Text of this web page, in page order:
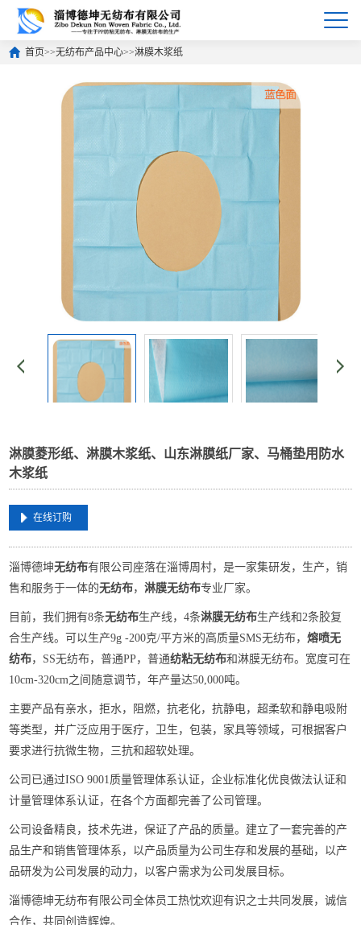
首页>>无纺布产品中心>>淋膜木浆纸
淋膜菱形纸、淋膜木浆纸、山东淋膜纸厂家、马桶垫用防水
木浆纸
在线订购
淄博德坤无纺布有限公司座落在淄博周村，是一家集研发，生产，销
售和服务于一体的无纺布，淋膜无纺布专业厂家。
目前，我们拥有8条无纺布生产线，4条淋膜无纺布生产线和2条胶复
合生产线。可以生产9g -200克/平方米的高质量SMS无纺布，熔喷无
纺布，SS无纺布，普通PP，普通纺粘无纺布和淋膜无纺布。宽度可在
10cm-320cm之间随意调节，年产量达50,000吨。
主要产品有亲水，拒水，阻燃，抗老化，抗静电，超柔软和静电吸附
等类型，并广泛应用于医疗，卫生，包装，家具等领域，可根据客户
要求进行抗微生物，三抗和超软处理。
公司已通过ISO 9001质量管理体系认证，企业标准化优良做法认证和
计量管理体系认证，在各个方面都完善了公司管理。
公司设备精良，技术先进，保证了产品的质量。建立了一套完善的产
品生产和销售管理体系，以产品质量为公司生存和发展的基础，以产
品研发为公司发展的动力，以客户需求为公司发展目标。
淄博德坤无纺布有限公司全体员工热忱欢迎有识之士共同发展，诚信
合作，共同创造辉煌。